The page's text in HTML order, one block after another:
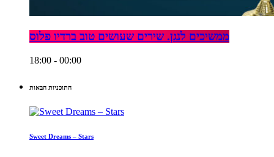
ממשיכים לנגן. שירים שעושים טוב ברדיו פלוס
18:00 - 00:00
התוכניות הבאות
Sweet Dreams – Stars